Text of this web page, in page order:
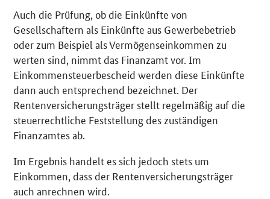
Auch die Prüfung, ob die Einkünfte von
Gesellschaftern als Einkünfte aus Gewerbebetrieb
oder zum Beispiel als Vermögenseinkommen zu
werten sind, nimmt das Finanzamt vor. Im
Einkommensteuerbescheid werden diese Einkünfte
dann auch entsprechend bezeichnet. Der
Rentenversicherungsträger stellt regelmäßig auf die
steuerrechtliche Feststellung des zuständigen
Finanzamtes ab.
Im Ergebnis handelt es sich jedoch stets um
Einkommen, dass der Rentenversicherungsträger
auch anrechnen wird.